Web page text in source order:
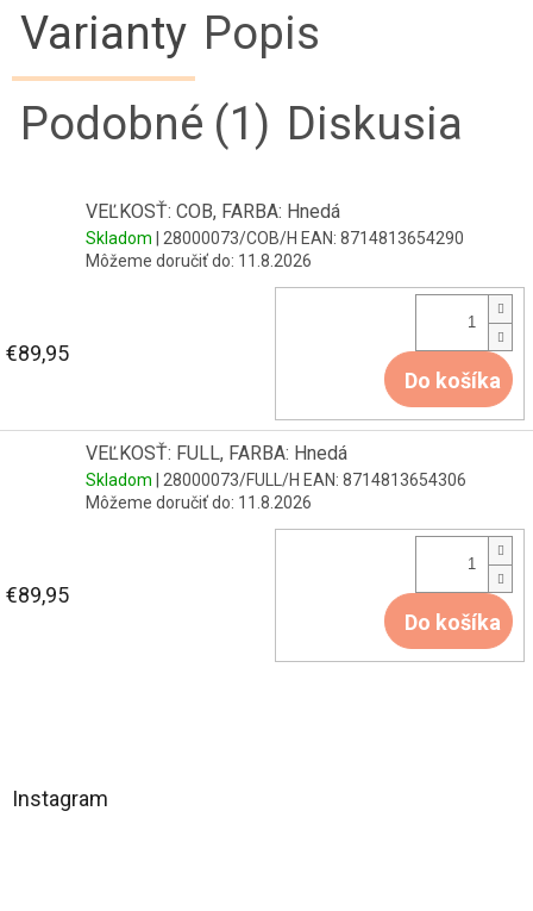
Varianty Popis
Podobné (1) Diskusia
VEĽKOSŤ: COB, FARBA: Hnedá
Skladom | 28000073/COB/H EAN: 8714813654290
Môžeme doručiť do: 11.8.2026
€89,95
Do košíka
VEĽKOSŤ: FULL, FARBA: Hnedá
Skladom | 28000073/FULL/H EAN: 8714813654306
Môžeme doručiť do: 11.8.2026
€89,95
Do košíka
á
Instagram